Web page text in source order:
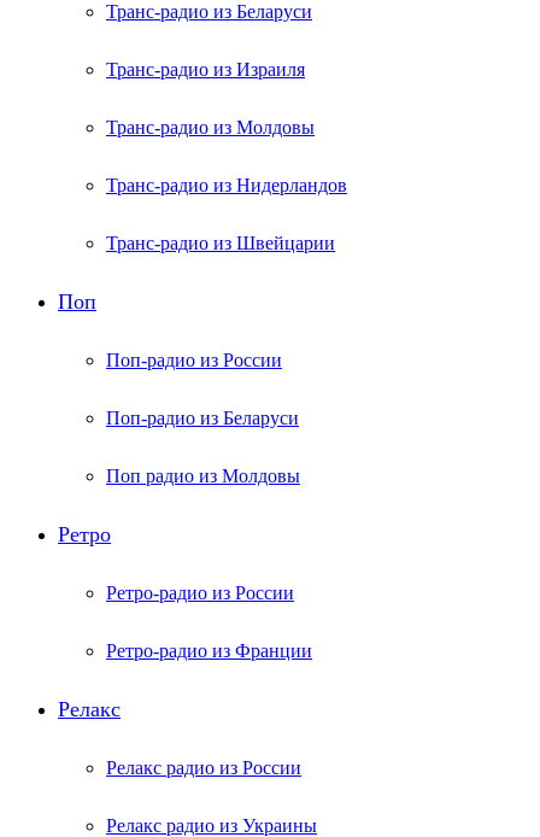
Транс-радио из Беларуси
Транс-радио из Израиля
Транс-радио из Молдовы
Транс-радио из Нидерландов
Транс-радио из Швейцарии
Поп
Поп-радио из России
Поп-радио из Беларуси
Поп радио из Молдовы
Ретро
Ретро-радио из России
Ретро-радио из Франции
Релакс
Релакс радио из России
Релакс радио из Украины